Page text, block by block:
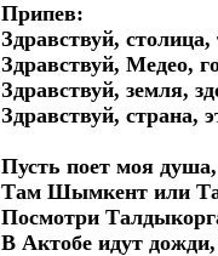
Припев:
Здравствуй,
Здравствуй, Медео,
Здравствуй, земля,
Здравствуй, страна,
Пусть поет моя
Там Шымкент или
Посмотри
В Актобе идут